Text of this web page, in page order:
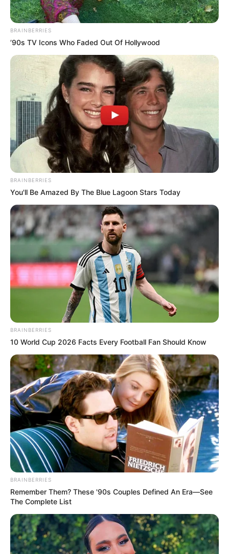
BRAINBERRIES
’90s TV Icons Who Faded Out Of Hollywood
BRAINBERRIES
You'll Be Amazed By The Blue Lagoon Stars Today
BRAINBERRIES
10 World Cup 2026 Facts Every Football Fan Should Know
BRAINBERRIES
Remember Them? These '90s Couples Defined An Era—See
The Complete List